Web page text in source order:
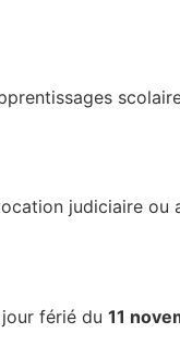
judiciaire ou
férié du 11